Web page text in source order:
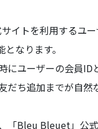
イトを利用するユ
なります。
にユーザーの会員
ち追加までが自然
「Bleu Bleuet」公